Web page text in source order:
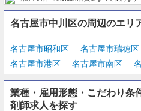
名古屋市中川区の周辺のエリ
名古屋市昭和区 名古屋市瑞穂区
名古屋市港区
名古屋市南区
業種・雇用形態・こだわり条
剤師求人を探す